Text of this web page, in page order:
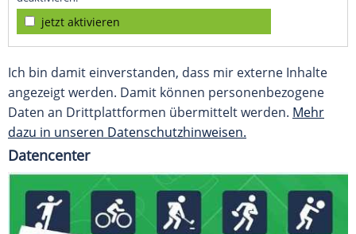
jetzt aktivieren
Ich bin damit einverstanden, dass mir externe Inhalte
angezeigt werden. Damit können personenbezogene
Daten an Drittplattformen übermittelt werden. Mehr
dazu in unseren Datenschutzhinweisen.
Datencenter